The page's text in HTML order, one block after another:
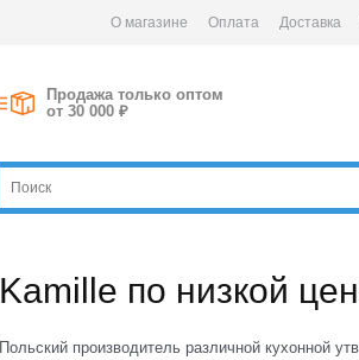
О магазине Оплата Доставка
Продажа только оптом
от 30 000 ₽
Kamille по низкой
Польский производитель различной кухонной